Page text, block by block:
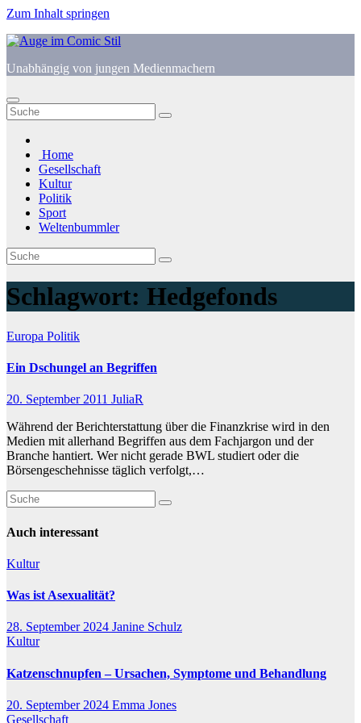
Zum Inhalt springen
Unabhängig von jungen Medienmachern
Home
Gesellschaft
Kultur
Politik
Sport
Weltenbummler
Schlagwort: Hedgefonds
Europa Politik
Ein Dschungel an Begriffen
20. September 2011 JuliaR
Während der Berichterstattung über die Finanzkrise wird in den
Medien mit allerhand Begriffen aus dem Fachjargon und der
Branche hantiert. Wer nicht gerade BWL studiert oder die
Börsengeschehnisse täglich verfolgt,…
Auch interessant
Kultur
Was ist Asexualität?
28. September 2024 Janine Schulz
Kultur
Katzenschnupfen – Ursachen, Symptome und Behandlung
20. September 2024 Emma Jones
Gesellschaft